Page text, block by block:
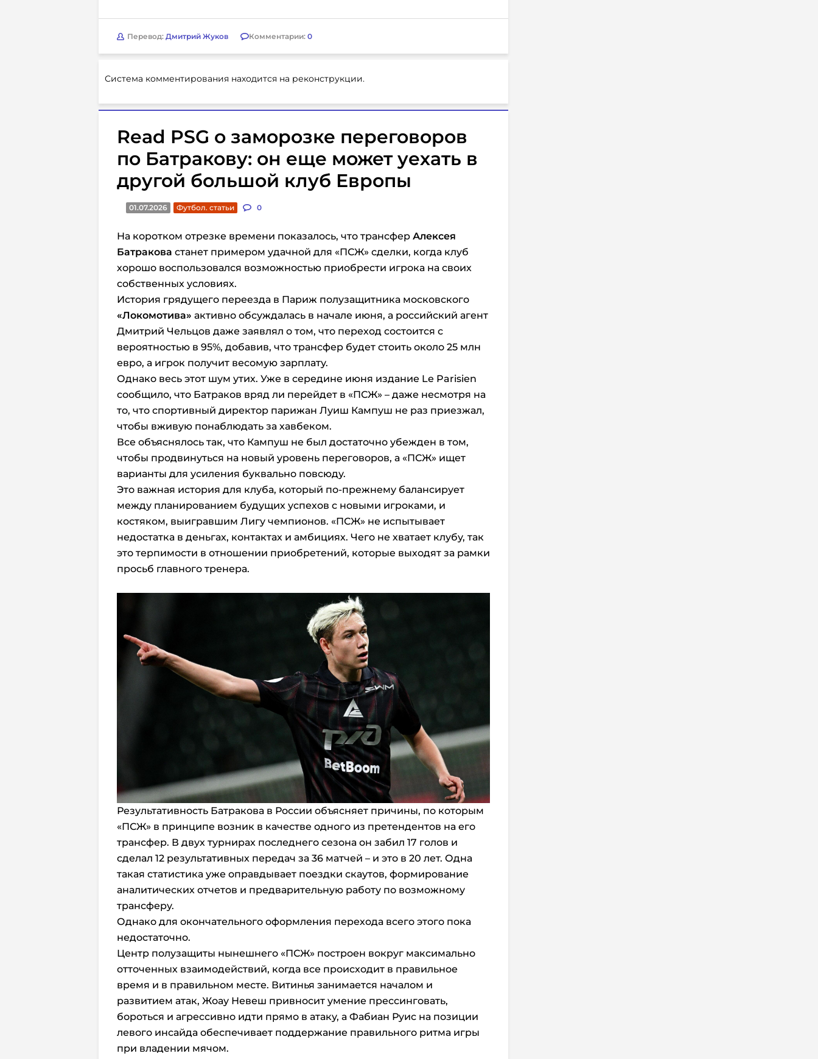
Перевод: Дмитрий Жуков Комментарии: 0
Система комментирования находится на реконструкции.
Read PSG о заморозке переговоров
по Батракову: он еще может уехать в
другой большой клуб Европы
01.07.2026 Футбол. статьи 0
На коротком отрезке времени показалось, что трансфер Алексея
Батракова станет примером удачной для «ПСЖ» сделки, когда клуб
хорошо воспользовался возможностью приобрести игрока на своих
собственных условиях.
История грядущего переезда в Париж полузащитника московского
«Локомотива» активно обсуждалась в начале июня, а российский агент
Дмитрий Чельцов даже заявлял о том, что переход состоится с
вероятностью в 95%, добавив, что трансфер будет стоить около 25 млн
евро, а игрок получит весомую зарплату.
Однако весь этот шум утих. Уже в середине июня издание Le Parisien
сообщило, что Батраков вряд ли перейдет в «ПСЖ» – даже несмотря на
то, что спортивный директор парижан Луиш Кампуш не раз приезжал,
чтобы вживую понаблюдать за хавбеком.
Все объяснялось так, что Кампуш не был достаточно убежден в том,
чтобы продвинуться на новый уровень переговоров, а «ПСЖ» ищет
варианты для усиления буквально повсюду.
Это важная история для клуба, который по-прежнему балансирует
между планированием будущих успехов с новыми игроками, и
костяком, выигравшим Лигу чемпионов. «ПСЖ» не испытывает
недостатка в деньгах, контактах и амбициях. Чего не хватает клубу, так
это терпимости в отношении приобретений, которые выходят за рамки
просьб главного тренера.
Результативность Батракова в России объясняет причины, по которым
«ПСЖ» в принципе возник в качестве одного из претендентов на его
трансфер. В двух турнирах последнего сезона он забил 17 голов и
сделал 12 результативных передач за 36 матчей – и это в 20 лет. Одна
такая статистика уже оправдывает поездки скаутов, формирование
аналитических отчетов и предварительную работу по возможному
трансферу.
Однако для окончательного оформления перехода всего этого пока
недостаточно.
Центр полузащиты нынешнего «ПСЖ» построен вокруг максимально
отточенных взаимодействий, когда все происходит в правильное
время и в правильном месте. Витинья занимается началом и
развитием атак, Жоау Невеш привносит умение прессинговать,
бороться и агрессивно идти прямо в атаку, а Фабиан Руис на позиции
левого инсайда обеспечивает поддержание правильного ритма игры
при владении мячом.